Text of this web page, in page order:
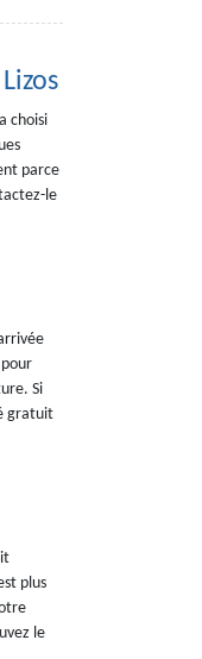
choisi
parce
le
Si
gratuit
plus
le